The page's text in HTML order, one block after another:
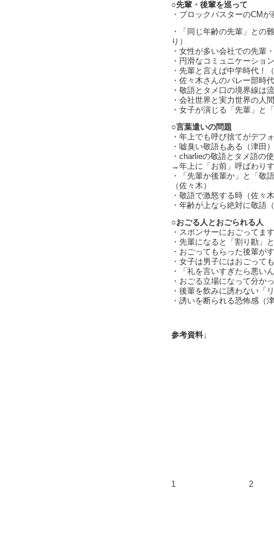
○先輩・後輩を巡って
・ブロックバスターのCM
・「同じ年齢の先輩」との
り）
・女性が多い会社での先輩
・円滑なコミュニケーショ
・先輩と言えば中学時代！
・佐々木さんのバレー部時代
・敬語とタメ口の境界線は
・会社世界と実力世界の人
・女子が演じる「先輩」と
○言葉遣いの問題
・年上でも呼び捨てがデフ
・嘘臭い敬語もある（津田）
・charlieの敬語とタメ語の
→年上に「お前」呼ばわり
・「先輩か後輩か」と「敬
（佐々木）
・敬語で激怒する時（佐々
・年齢が上なら絶対に敬語
○おごる人とおごられる人
・スポンサーにおごってま
・先輩になると「割り勘」
・おごってもらった後輩が
・女子は男子にはおごって
・「礼を言いすぎたら悪い
・おごる立場になって分か
・後輩を飲みに誘わない「
・誘いを断られる恐怖感（
参考資料↓
1 2